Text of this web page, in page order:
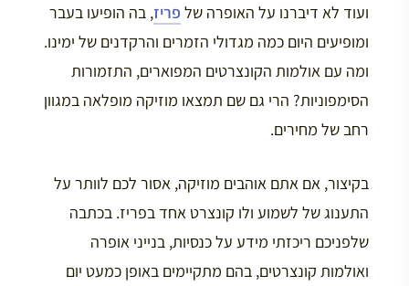
ועוד לא דיברנו על האופרה של פריז, בה הופיעו בעבר
ומופיעים היום כמה מגדולי הזמרים והרקדנים של ימינו.
ומה עם אולמות הקונצרטים המפוארים, התזמורות
הסימפוניות? הרי גם שם תמצאו מוזיקה מופלאה במגוון
רחב של מחירים.
בקיצור, אם אתם אוהבים מוזיקה, אסור לכם לוותר על
התענוג של לשמוע ולו קונצרט אחד בפריז. בכתבה
שלפניכם ריכזתי מידע על כנסיות, בנייני אופרה
ואולמות קונצרטים, בהם מתקיימים באופן כמעט יום